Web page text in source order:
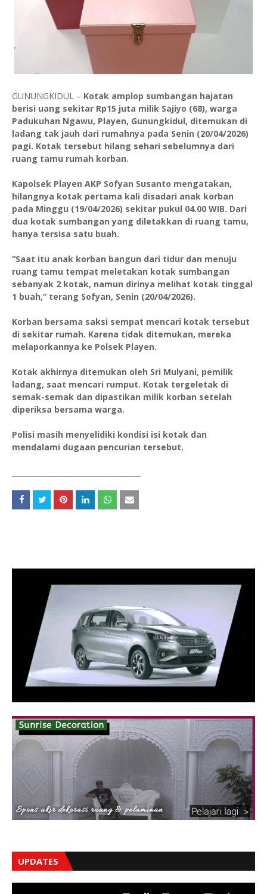
GUNUNGKIDUL – Kotak amplop sumbangan hajatan
berisi uang sekitar Rp15 juta milik Sajiyo (68), warga
Padukuhan Ngawu, Playen, Gunungkidul, ditemukan di
ladang tak jauh dari rumahnya pada Senin (20/04/2026)
pagi. Kotak tersebut hilang sehari sebelumnya dari
ruang tamu rumah korban.
Kapolsek Playen AKP Sofyan Susanto mengatakan,
hilangnya kotak pertama kali disadari anak korban
pada Minggu (19/04/2026) sekitar pukul 04.00 WIB. Dari
dua kotak sumbangan yang diletakkan di ruang tamu,
hanya tersisa satu buah.
“Saat itu anak korban bangun dari tidur dan menuju
ruang tamu tempat meletakan kotak sumbangan
sebanyak 2 kotak, namun dirinya melihat kotak tinggal
1 buah,” terang Sofyan, Senin (20/04/2026).
Korban bersama saksi sempat mencari kotak tersebut
di sekitar rumah. Karena tidak ditemukan, mereka
melaporkannya ke Polsek Playen.
Kotak akhirnya ditemukan oleh Sri Mulyani, pemilik
ladang, saat mencari rumput. Kotak tergeletak di
semak-semak dan dipastikan milik korban setelah
diperiksa bersama warga.
Polisi masih menyelidiki kondisi isi kotak dan
mendalami dugaan pencurian tersebut.
UPDATES